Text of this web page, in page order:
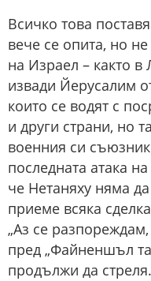
Всичко това
вече се опита, но
на Израел – както
извади Йерусалим
които се водят с
и други страни, но
военния си
последната атака
че Нетаняху няма
приеме всяка
„Аз се
пред „Файненшъл
продължи да стреля.